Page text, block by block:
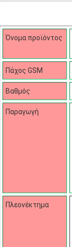
Όνομα προϊόντος
Πάχος GSM
Βαθμός
Παραγωγή
Πλεονέκτημα